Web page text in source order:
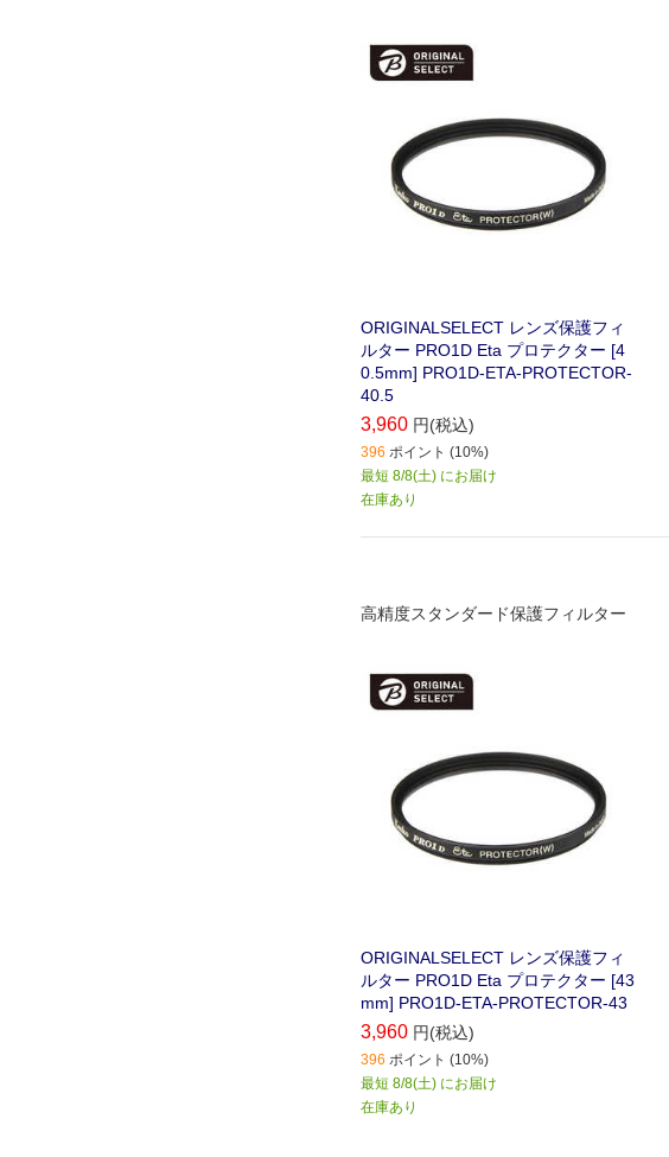
ORIGINALSELECT レンズ保護フィ
ルター PRO1D Eta プロテクター [4
0.5mm] PRO1D-ETA-PROTECTOR-
40.5
3,960 円(税込)
396 ポイント (10%)
最短 8/8(土) にお届け
在庫あり
高精度スタンダード保護フィルター
ORIGINALSELECT レンズ保護フィ
ルター PRO1D Eta プロテクター [43
mm] PRO1D-ETA-PROTECTOR-43
3,960 円(税込)
396 ポイント (10%)
最短 8/8(土) にお届け
在庫あり